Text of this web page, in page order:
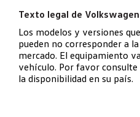
Texto legal de Volkswagen
Los modelos y versiones
pueden no corresponder a
mercado. El equipamiento
vehículo. Por favor
la disponibilidad en su país.